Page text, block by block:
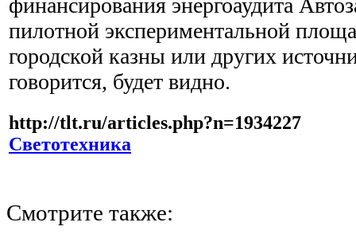
финансирования энергоаудита
пилотной экспериментальной
городской казны или других
говорится, будет видно.
http://tlt.ru/articles.php?n=1934227
Светотехника
Смотрите также: